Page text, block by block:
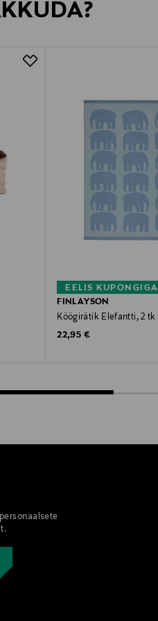
EELIS KUPONGIGA
FINLAYSON
Köögirätik Elefantti, 2 tk
Original Price
22,95 €